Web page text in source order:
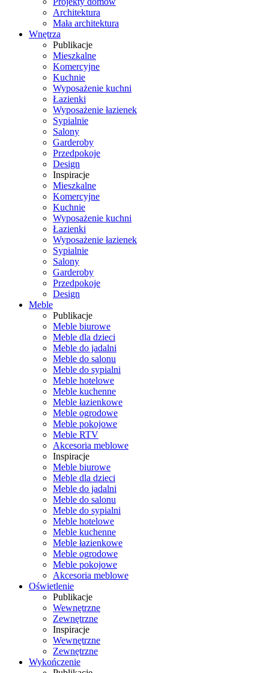
Architektura
Mała architektura
Wnętrza
Publikacje
Mieszkalne
Komercyjne
Kuchnie
Wyposażenie kuchni
Łazienki
Wyposażenie łazienek
Sypialnie
Salony
Garderoby
Przedpokoje
Design
Inspiracje
Mieszkalne
Komercyjne
Kuchnie
Wyposażenie kuchni
Łazienki
Wyposażenie łazienek
Sypialnie
Salony
Garderoby
Przedpokoje
Design
Meble
Publikacje
Meble biurowe
Meble dla dzieci
Meble do jadalni
Meble do salonu
Meble do sypialni
Meble hotelowe
Meble kuchenne
Meble łazienkowe
Meble ogrodowe
Meble pokojowe
Meble RTV
Akcesoria meblowe
Inspiracje
Meble biurowe
Meble dla dzieci
Meble do jadalni
Meble do salonu
Meble do sypialni
Meble hotelowe
Meble kuchenne
Meble łazienkowe
Meble ogrodowe
Meble pokojowe
Akcesoria meblowe
Oświetlenie
Publikacje
Wewnętrzne
Zewnętrzne
Inspiracje
Wewnętrzne
Zewnętrzne
Wykończenie